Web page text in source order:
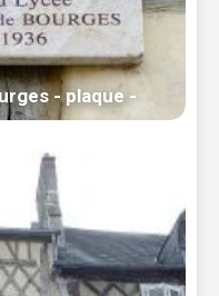
- plaque -